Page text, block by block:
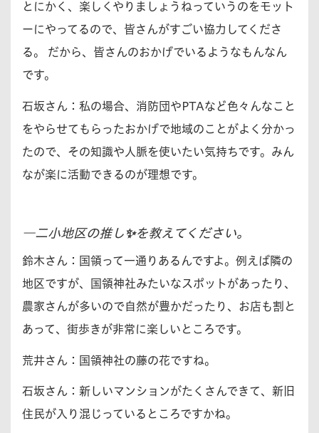
とにかく、楽しくやりましょうねっていうのをモット
ーにやってるので、皆さんがすごい協力してくださ
る。 だから、皆さんのおかげでいるようなもんなん
です。
石坂さん： 私の場合、消防団やPTAなど色々んなこと
をやらせてもらったおかげで地域のことがよく分かっ
たので、その知識や人脈を使いたい気持ちです。みん
なが楽に活動できるのが理想です。
―二小地区の推し✨を教えてください。
鈴木さん：
国領って一通りあるんですよ。例えば隣の
地区ですが、国領神社みたいなスポットがあったり、
農家さんが多いので自然が豊かだったり、お店も割と
あって、街歩きが非常に楽しいところです。
荒井さん： 国領神社の藤の花ですね。
石坂さん： 新しいマンションがたくさんできて、新旧
住民が入り混じっているところですかね。